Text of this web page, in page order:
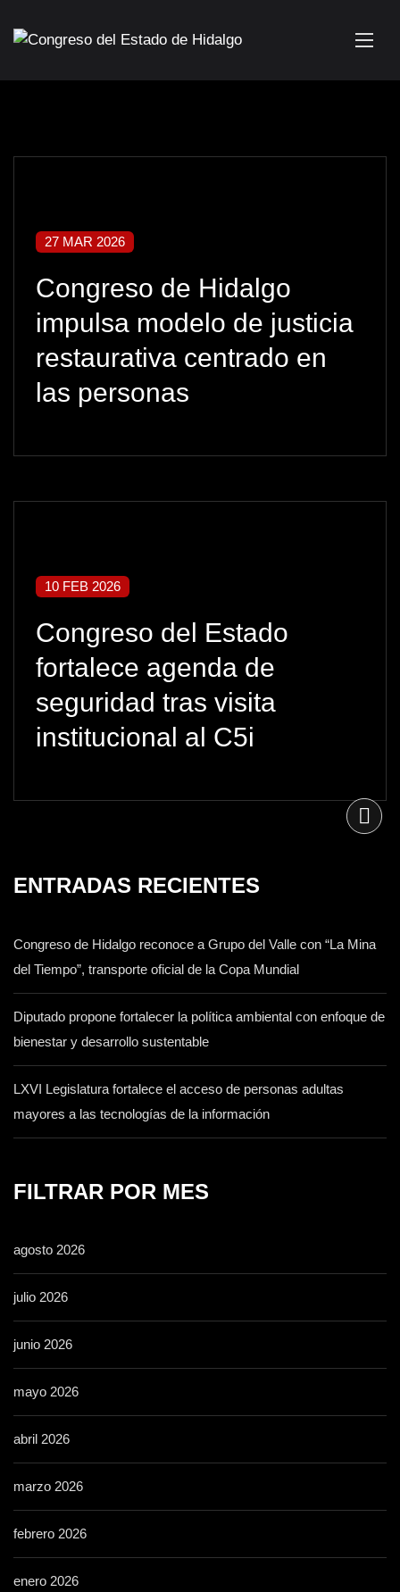
27 MAR 2026
Congreso de Hidalgo
impulsa modelo de justicia
restaurativa centrado en
las personas
10 FEB 2026
Congreso del Estado
fortalece agenda de
seguridad tras visita
institucional al C5i
ENTRADAS RECIENTES
Congreso de Hidalgo reconoce a Grupo del Valle con “La Mina
del Tiempo”, transporte oficial de la Copa Mundial
Diputado propone fortalecer la política ambiental con enfoque de
bienestar y desarrollo sustentable
LXVI Legislatura fortalece el acceso de personas adultas
mayores a las tecnologías de la información
FILTRAR POR MES
agosto 2026
julio 2026
junio 2026
mayo 2026
abril 2026
marzo 2026
febrero 2026
enero 2026